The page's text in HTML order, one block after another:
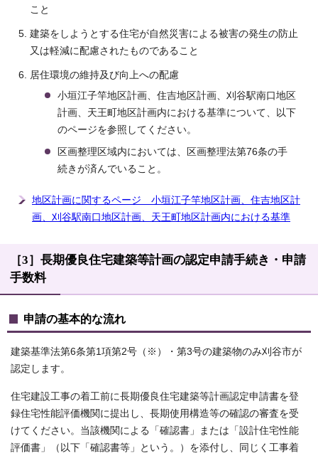
こと
建築をしようとする住宅が自然災害による被害の発生の防止
又は軽減に配慮されたものであること
居住環境の維持及び向上への配慮
小垣江子竿地区計画、住吉地区計画、刈谷駅南口地区
計画、天王町地区計画内における基準について、以下
のページを参照してください。
区画整理区域内においては、区画整理法第76条の手
続きが済んでいること。
地区計画に関するページ 小垣江子竿地区計画、住吉地区計
画、刈谷駅南口地区計画、天王町地区計画内における基準
［3］長期優良住宅建築等計画の認定申請手続き・申請
手数料
申請の基本的な流れ
建築基準法第6条第1項第2号（※）・第3号の建築物のみ刈谷市が
認定します。
住宅建設工事の着工前に長期優良住宅建築等計画認定申請書を登
録住宅性能評価機関に提出し、長期使用構造等の確認の審査を受
けてください。当該機関による「確認書」または「設計住宅性能
評価書」（以下「確認書等」という。）を添付し、同じく工事着